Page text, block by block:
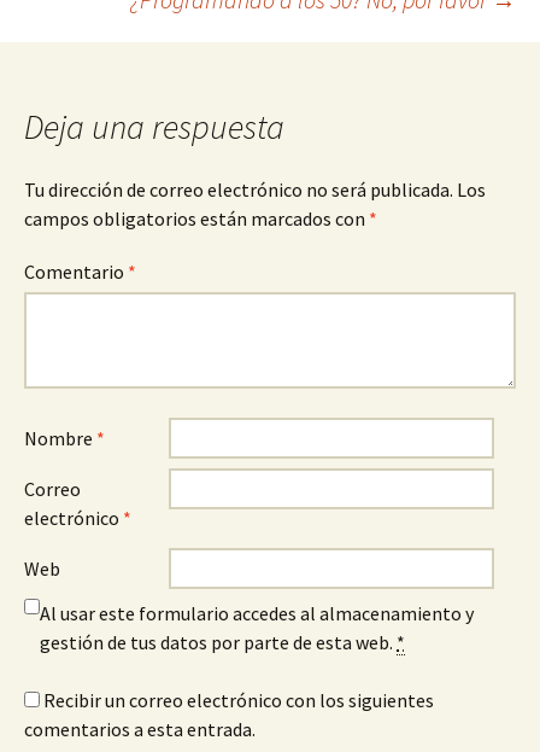
de
entradas
Deja una respuesta
Tu dirección de correo electrónico no será publicada. Los
campos obligatorios están marcados con *
Comentario *
Nombre *
Correo
electrónico *
Web
Al usar este formulario accedes al almacenamiento y
gestión de tus datos por parte de esta web. *
Recibir un correo electrónico con los siguientes
comentarios a esta entrada.